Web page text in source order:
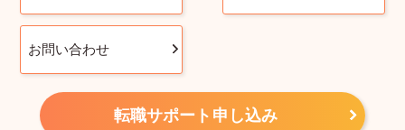
お問い合わせ
転職サポート申し込み